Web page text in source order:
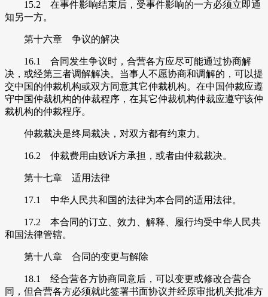
15.2 在事件影响结束后，受事件影响的一方必须立即通
知另一方。
第十六章 争议的解决
16.1 合同发生争议时，合营各方应尽可能通过协商解
决，或经第三者调解解决。当事人不愿协商和调解的，可以提
交中国的仲裁机构或双方同意其它仲裁机构。在中国仲裁应遵
守中国仲裁机构的仲裁程序，在其它仲裁机构仲裁应遵守该仲
裁机构的仲裁程序。
仲裁裁决是终局裁决，对双方都有约束力。
16.2 仲裁费用由败诉方承担，或者由仲裁裁决。
第十七章 适用法律
17.1 中华人民共和国的法律为本合同的适用法律。
17.2 本合同的订立、效力、解释、履行均受中华人民共
和国法律管辖。
第十八章 合同的变更与解除
18.1 经合营各方协商同意后，可以变更或修改合营合
同，但合营各方必须就此签署书面协议并经原审批机关批准方